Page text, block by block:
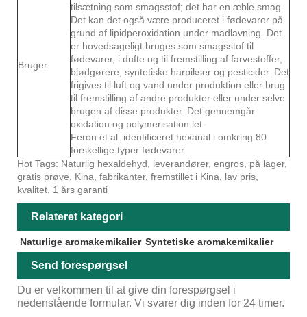
Bruger
tilsætning som smagsstof; det har en æble smag.
Det kan det også være produceret i fødevarer på
grund af lipidperoxidation under madlavning. Det
er hovedsageligt bruges som smagsstof til
fødevarer, i dufte og til fremstilling af farvestoffer,
blødgørere, syntetiske harpikser og pesticider. Det
frigives til luft og vand under produktion eller brug
til fremstilling af andre produkter eller under selve
brugen af disse produkter. Det gennemgår
oxidation og polymerisation let.
Feron et al. identificeret hexanal i omkring 80
forskellige typer fødevarer.
Hot Tags: Naturlig hexaldehyd, leverandører, engros, på lager,
gratis prøve, Kina, fabrikanter, fremstillet i Kina, lav pris,
kvalitet, 1 års garanti
Relateret kategori
Naturlige aromakemikalier Syntetiske aromakemikalier
Send forespørgsel
Du er velkommen til at give din forespørgsel i
nedenstående formular. Vi svarer dig inden for 24 timer.